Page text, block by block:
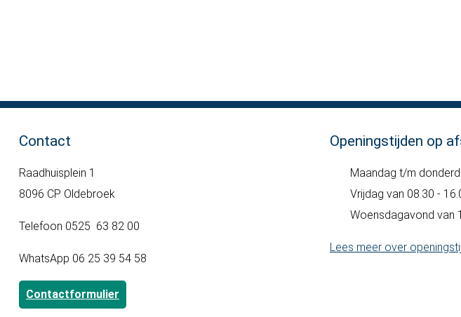
Contact
Raadhuisplein 1
8096 CP Oldebroek
Telefoon 0525 63 82 00
WhatsApp 06 25 39 54 58
Contactformulier
Openingstijden op
Maandag t/m
Vrijdag van 08.30 -
Woensdagavond van
Lees meer over